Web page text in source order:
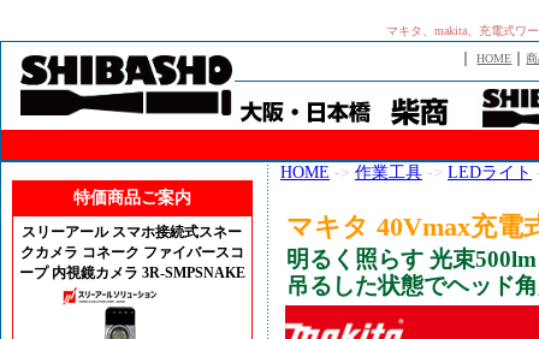
マキタ、makita、充電式ワ
｜HOME ｜
特価商品ご案内
スリーアール スマホ接続式スネー
クカメラ コネーク ファイバースコ
ープ 内視鏡カメラ 3R-SMPSNAKE
HOME -> 作業工具 -> LEDライト
マキタ 40Vmax充電
明るく照らす 光束500lm
吊るした状態でヘッド